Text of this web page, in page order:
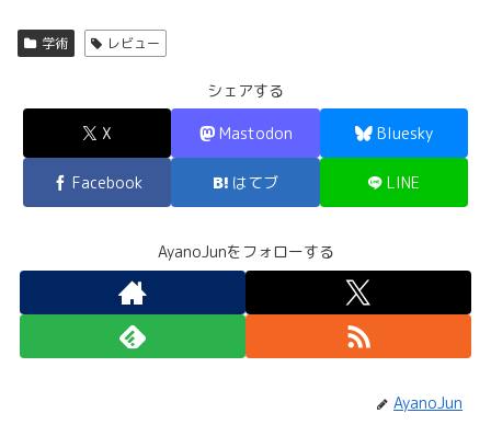
学術 レビュー
シェアする
X Mastodon Bluesky
Facebook はてブ LINE
AyanoJunをフォローする
AyanoJun